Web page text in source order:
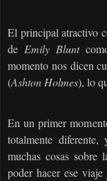
El principal atractivo
de Emily Blunt
momento nos dicen
(Ashton Holmes), lo
En un primer
totalmente
muchas cosas sobre
poder hacer ese